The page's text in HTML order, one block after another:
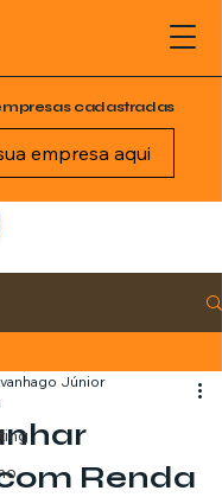
cadastradas
empresa aqui
Renda
Júnior